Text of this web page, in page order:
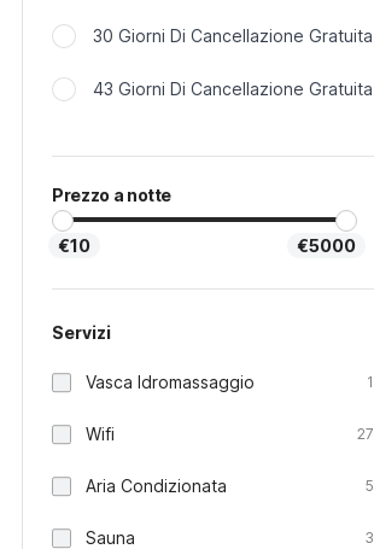
30 Giorni Di Cancellazione Gratuita
43 Giorni Di Cancellazione Gratuita
Prezzo a notte
€10 €5000
Servizi
Vasca Idromassaggio 1
Wifi 27
Aria Condizionata 5
Sauna 3